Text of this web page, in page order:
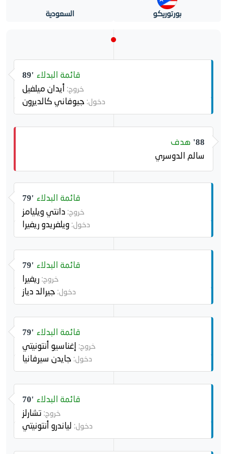
بورتوريكو السعودية
89' قائمة البدلاء
خروج: أيدان ميلفيل
دخول: جيوفاني كالديرون
88' هدف
سالم الدوسري
79' قائمة البدلاء
خروج:دانتي ويليامز
دخول:ويلفريدو ريفيرا
79' قائمة البدلاء
خروج:ريفيرا
دخول: جيرالد دياز
79' قائمة البدلاء
خروج: إغناسيو أنتونيتي
دخول: جايدن سيرفانيا
70' قائمة البدلاء
خروج:تشارلز
دخول: لياندرو أنتونيتي